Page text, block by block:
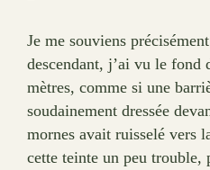
Je me souviens
descendant, j’ai vu le fond
mètres, comme si une
soudainement dressée
mornes avait ruisselé vers
cette teinte un peu trouble,